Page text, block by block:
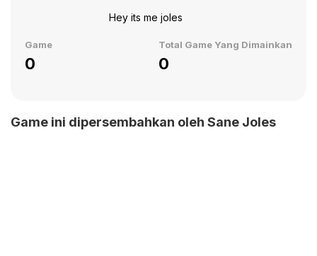
Hey its me joles
Game
0
Total Game Yang Dimainkan
0
Game ini dipersembahkan oleh Sane Joles